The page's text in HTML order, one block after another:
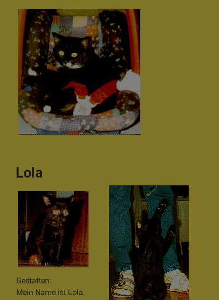
Lola
Gestatten:
Mein Name ist Lola.